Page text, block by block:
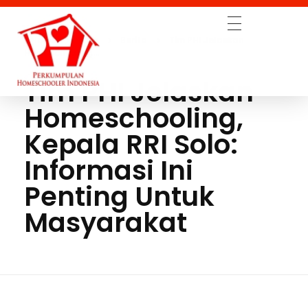
Home Blog
Homeschooling...
Tim PHI Jelaskan
Homeschooling,
Kepala RRI Solo:
Informasi Ini
Penting Untuk
Masyarakat